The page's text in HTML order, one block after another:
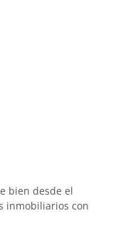
bien desde el
inmobiliarios con